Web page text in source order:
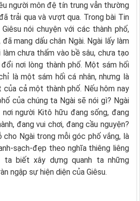
người môn đệ tín trung vẫn thường
trải qua và vượt qua. Trong bài Tin
nói chuyện với các thành phố,
mang dấu chân Ngài. Ngài lấy làm
chưa thấm vào bề sâu, chưa tạo
nơi lòng thành phố. Một sám hối
là một sám hối cá nhân, nhưng là
của cả một thành phố. Nếu hôm nay
của chúng ta Ngài sẽ nói gì? Ngài
người Kitô hữu đang sống, đang
đang vui chơi, đang cầu nguyện?
cho Ngài trong mỗi góc phố vắng, là
sạch-đẹp theo nghĩa thiêng liêng
ta biết xây dựng quanh ta những
ngập sự hiện diện của Giêsu.